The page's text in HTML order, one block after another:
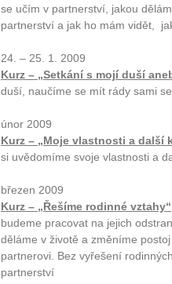
se učím v partnerství, jakou
partnerství a jak ho mám vidět,
24. – 25. 1. 2009
Kurz – „Setkání s mojí duší
duší, naučíme se mít rády sami
únor 2009
Kurz – „Moje vlastnosti a další
si uvědomíme svoje vlastnosti a
březen 2009
Kurz – „Řešíme rodinné vztahy“
budeme pracovat na jejich
děláme v životě a změníme
partnerovi. Bez vyřešení
partnerství